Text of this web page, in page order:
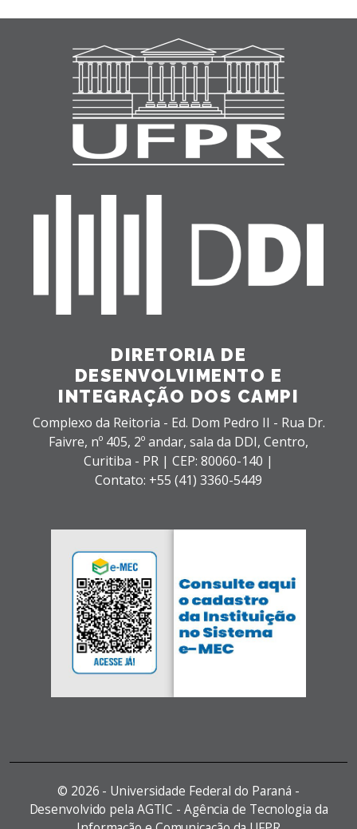
DIRETORIA DE
DESENVOLVIMENTO E
INTEGRAÇÃO DOS CAMPI
Complexo da Reitoria - Ed. Dom Pedro II - Rua Dr.
Faivre, nº 405, 2º andar, sala da DDI, Centro,
Curitiba - PR | CEP: 80060-140 |
Contato: +55 (41) 3360-5449
© 2026 - Universidade Federal do Paraná -
Desenvolvido pela AGTIC - Agência de Tecnologia da